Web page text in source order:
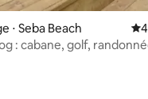
⋅ Seba Beach
: cabane, golf,